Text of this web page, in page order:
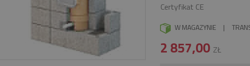
Certyfikat CE
W MAGAZYNIE |
2 857,00 ZŁ